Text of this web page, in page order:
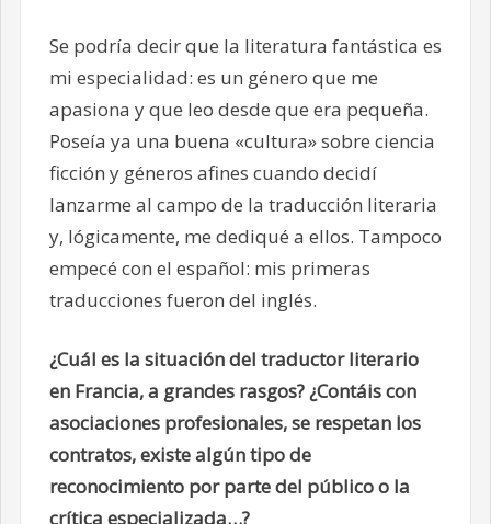
Se podría decir que la literatura fantástica es
mi especialidad: es un género que me
apasiona y que leo desde que era pequeña.
Poseía ya una buena «cultura» sobre ciencia
ficción y géneros afines cuando decidí
lanzarme al campo de la traducción literaria
y, lógicamente, me dediqué a ellos. Tampoco
empecé con el español: mis primeras
traducciones fueron del inglés.
¿Cuál es la situación del traductor literario
en Francia, a grandes rasgos? ¿Contáis con
asociaciones profesionales, se respetan los
contratos, existe algún tipo de
reconocimiento por parte del público o la
crítica especializada…?